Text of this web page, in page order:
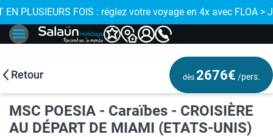
de proximité
EN PLUSIEURS FOIS : réglez votre voyage en 4x avec FLOA >
Retour dès 2676€ /pers.
MSC POESIA - Caraïbes - CROISIÈRE
AU DÉPART DE MIAMI (ETATS-UNIS)